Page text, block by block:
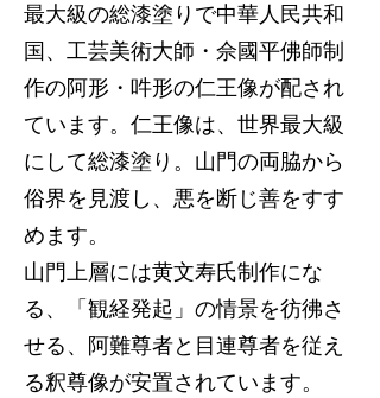
最大級の総漆塗りで中華人民共和
国、工芸美術大師・佘國平佛師制
作の阿形・吽形の仁王像が配され
ています。仁王像は、世界最大級
にして総漆塗り。山門の両脇から
俗界を見渡し、悪を断じ善をすす
めます。
山門上層には黄文寿氏制作にな
る、「観経発起」の情景を彷彿さ
せる、阿難尊者と目連尊者を従え
る釈尊像が安置されています。